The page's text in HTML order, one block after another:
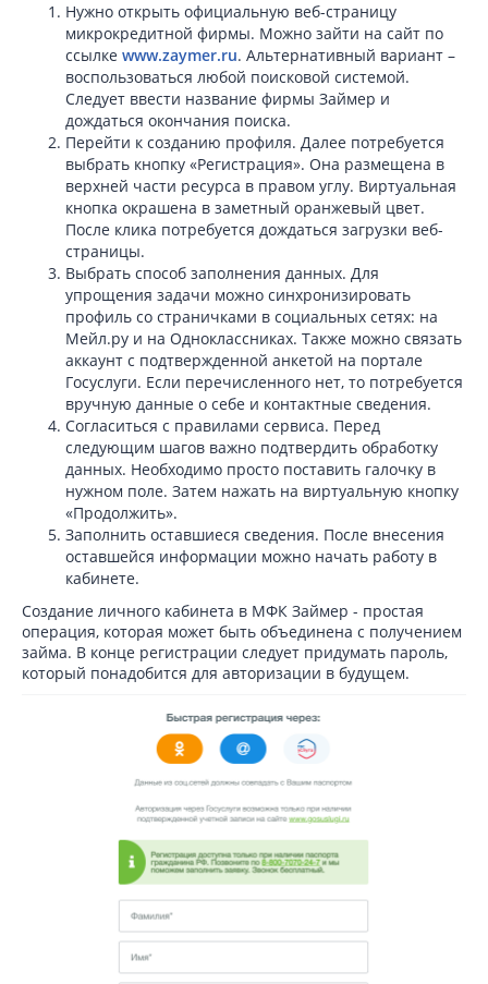
Нужно открыть официальную веб-страницу
микрокредитной фирмы. Можно зайти на сайт по
ссылке www.zaymer.ru. Альтернативный вариант –
воспользоваться любой поисковой системой.
Следует ввести название фирмы Займер и
дождаться окончания поиска.
Перейти к созданию профиля. Далее потребуется
выбрать кнопку «Регистрация». Она размещена в
верхней части ресурса в правом углу. Виртуальная
кнопка окрашена в заметный оранжевый цвет.
После клика потребуется дождаться загрузки веб-
страницы.
Выбрать способ заполнения данных. Для
упрощения задачи можно синхронизировать
профиль со страничками в социальных сетях: на
Мейл.ру и на Одноклассниках. Также можно связать
аккаунт с подтвержденной анкетой на портале
Госуслуги. Если перечисленного нет, то потребуется
вручную данные о себе и контактные сведения.
Согласиться с правилами сервиса. Перед
следующим шагов важно подтвердить обработку
данных. Необходимо просто поставить галочку в
нужном поле. Затем нажать на виртуальную кнопку
«Продолжить».
Заполнить оставшиеся сведения. После внесения
оставшейся информации можно начать работу в
кабинете.
Создание личного кабинета в МФК Займер - простая
операция, которая может быть объединена с получением
займа. В конце регистрации следует придумать пароль,
который понадобится для авторизации в будущем.